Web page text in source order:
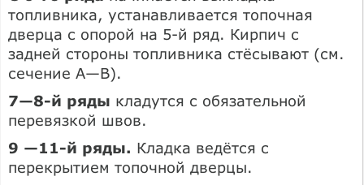
топливника, устанавливается топочная
дверца с опорой на 5-й ряд. Кирпич с
задней стороны топливника стёсывают (см.
сечение А—В).
7—8-й ряды кладутся с обязательной
перевязкой швов.
9 —11-й ряды. Кладка ведётся с
перекрытием топочной дверцы.